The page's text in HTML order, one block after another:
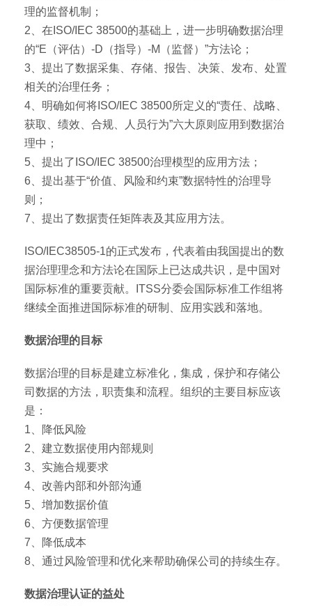
理的监督机制；
2、在ISO/IEC 38500的基础上，进一步明确数据治理
的“E（评估）-D（指导）-M（监督）”方法论；
3、提出了数据采集、存储、报告、决策、发布、处置
相关的治理任务；
4、明确如何将ISO/IEC 38500所定义的“责任、战略、
获取、绩效、合规、人员行为”六大原则应用到数据治
理中；
5、提出了ISO/IEC 38500治理模型的应用方法；
6、提出基于“价值、风险和约束”数据特性的治理导
则；
7、提出了数据责任矩阵表及其应用方法。
ISO/IEC38505-1的正式发布，代表着由我国提出的数
据治理理念和方法论在国际上已达成共识，是中国对
国际标准的重要贡献。ITSS分委会国际标准工作组将
继续全面推进国际标准的研制、应用实践和落地。
数据治理的目标
数据治理的目标是建立标准化，集成，保护和存储公
司数据的方法，职责集和流程。组织的主要目标应该
是：
1、降低风险
2、建立数据使用内部规则
3、实施合规要求
4、改善内部和外部沟通
5、增加数据价值
6、方便数据管理
7、降低成本
8、通过风险管理和优化来帮助确保公司的持续生存。
数据治理认证的益处